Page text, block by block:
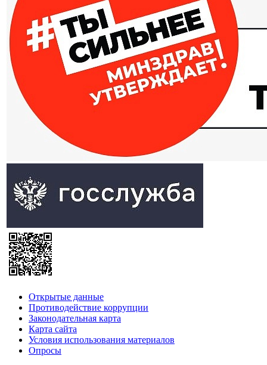
Открытые данные
Противодействие коррупции
Законодательная карта
Карта сайта
Условия использования материалов
Опросы